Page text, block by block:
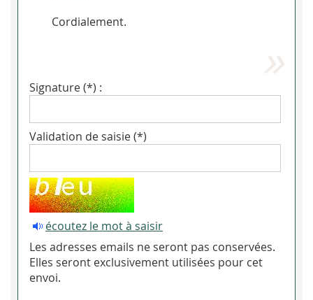
Cordialement.
Signature (*) :
Validation de saisie (*)
écoutez le mot à saisir
Les adresses emails ne seront pas conservées.
Elles seront exclusivement utilisées pour cet
envoi.